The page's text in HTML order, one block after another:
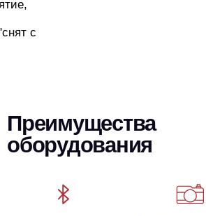
с
Преимущества
оборудования